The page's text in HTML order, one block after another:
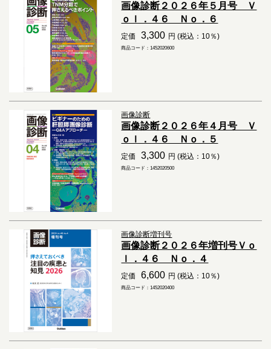
画像診断２０２６年５月号 Ｖ
ｏｌ．４６ Ｎｏ．６
定価 3,300 円 (税込：10％)
商品コード：1452020600
画像診断
画像診断２０２６年４月号 Ｖ
ｏｌ．４６ Ｎｏ．５
定価 3,300 円 (税込：10％)
商品コード：1452020500
画像診断増刊号
画像診断２０２６年増刊号Ｖｏ
ｌ．４６ Ｎｏ．４
定価 6,600 円 (税込：10％)
商品コード：1452020400